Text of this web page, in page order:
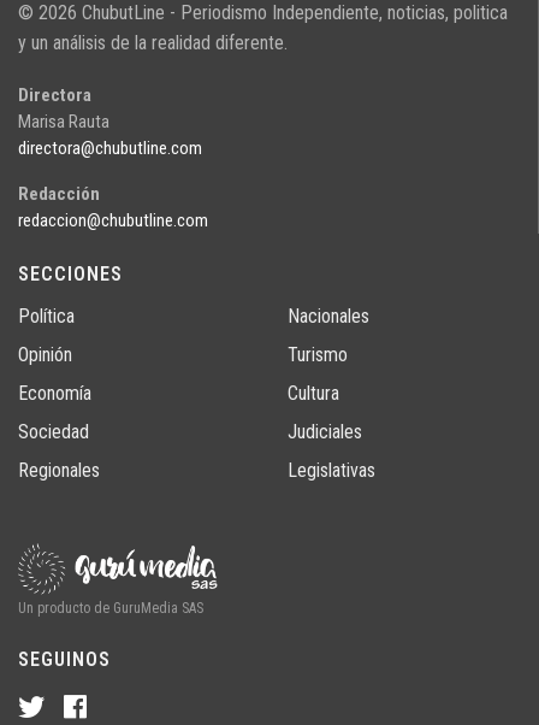
© 2026 ChubutLine - Periodismo Independiente, noticias, politica
y un análisis de la realidad diferente.
Directora
Marisa Rauta
directora@chubutline.com
Redacción
redaccion@chubutline.com
SECCIONES
Política
Opinión
Economía
Sociedad
Regionales
Nacionales
Turismo
Cultura
Judiciales
Legislativas
Un producto de GuruMedia SAS
SEGUINOS